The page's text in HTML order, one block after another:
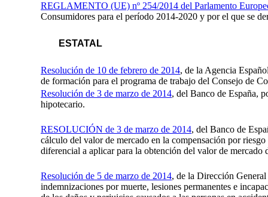
REGLAMENTO (UE) nº 254/2014 del Parlamento
Consumidores para el período 2014-2020 y por el que se
ESTATAL
Resolución de 10 de febrero de 2014, de la Agencia
de formación para el programa de trabajo del Consejo de
Resolución de 3 de marzo de 2014, del Banco de España,
hipotecario.
RESOLUCIÓN de 3 de marzo de 2014, del Banco de
cálculo del valor de mercado en la compensación por
diferencial a aplicar para la obtención del valor de mercado
Resolución de 5 de marzo de 2014, de la Dirección General
indemnizaciones por muerte, lesiones permanentes e